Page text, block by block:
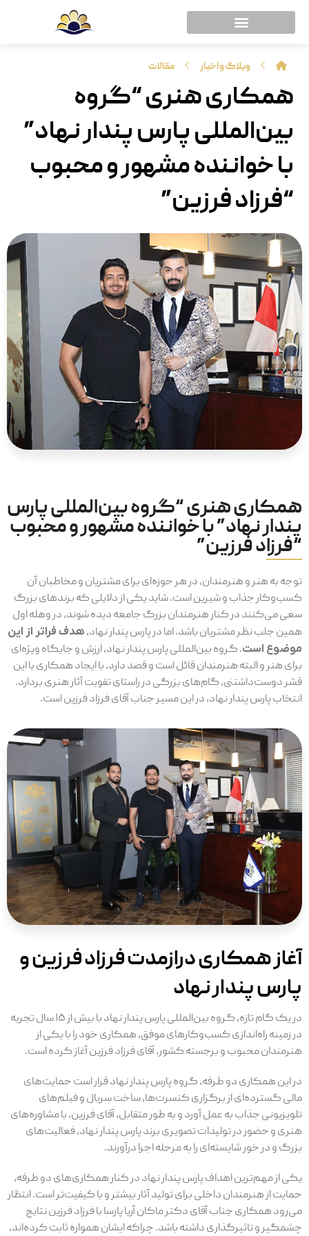
وبلاگ و اخبار مقالات
همکاری هنری “گروه
بین‌المللی پارس پندار نهاد”
با خواننده مشهور و محبوب
“فرزاد فرزین”
همکاری هنری “گروه بین‌المللی پارس
پندار نهاد” با خواننده مشهور و محبوب
“فرزاد فرزین”
توجه به هنر و هنرمندان، در هر حوزه‌ای برای مشتریان و مخاطبان آن
کسب‌وکار جذاب و شیرین است. شاید یکی از دلایلی که برندهای بزرگ
سعی می‌کنند در کنار هنرمندان بزرگ جامعه دیده شوند، در وهله اول
همین جلب نظر مشتریان باشد. اما در پارس پندار نهاد، هدف فراتر از این
موضوع است. گروه بین‌المللی پارس پندار نهاد، ارزش و جایگاه ویژه‌ای
برای هنر و البته هنرمندان قائل است و قصد دارد، با ایجاد همکاری با این
قشر دوست‌داشتنی، گام‌های بزرگی در راستای تقویت آثار هنری بردارد.
انتخاب پارس پندار نهاد، در این مسیر جناب آقای فرزاد فرزین است.
آغاز همکاری درازمدت فرزاد فرزین و
پارس پندار نهاد
در یک گام تازه، گروه بین‌المللی پارس پندار نهاد با بیش از ۱۵ سال تجربه
در زمینه راه‌اندازی کسب‌و‌کارهای موفق، همکاری خود را با یکی از
هنرمندان محبوب و برجسته کشور، آقای فرزاد فرزین آغاز کرده است.
در این همکاری دو طرفه، گروه پارس پندار نهاد قرار است حمایت‌های
مالی گسترده‌ای از برگزاری کنسرت‌ها، ساخت سریال و فیلم‌های
تلویزیونی جذاب به عمل آورد و به طور متقابل، آقای فرزین، با مشاوره‌های
هنری و حضور در تولیدات تصویری برند پارس پندار نهاد، فعالیت‌های
بزرگ و در خور شایسته‌ای را به مرحله اجرا درآورند.
یکی از مهم‌ترین اهداف پارس پندار نهاد در کنار همکاری‌های دو طرفه،
حمایت از هنرمندان داخلی برای تولید آثار بیشتر و با کیفیت‌تر است. انتظار
می‌رود همکاری جناب آقای دکتر ماکان آریا پارسا با فرزاد فرزین نتایج
چشمگیر و تاثیرگذاری داشته باشد. چراکه ایشان همواره ثابت کرده‌اند،